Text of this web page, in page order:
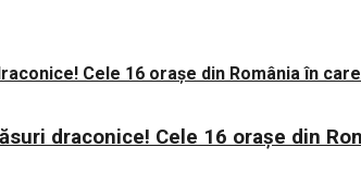
draconice! Cele 16 orașe din